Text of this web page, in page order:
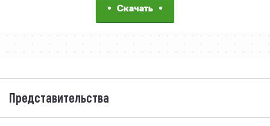
Скачать
Представительства